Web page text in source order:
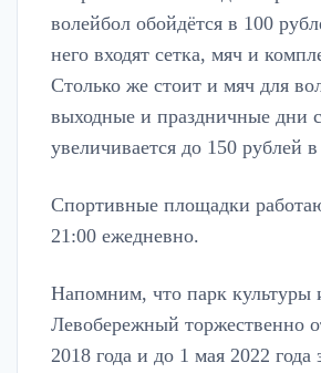
волейбол обойдётся в 100
него входят сетка, мяч и
Столько же стоит и мяч для
выходные и праздничные дни
увеличивается до 150 рублей в
Спортивные площадки
21:00 ежедневно.
Напомним, что парк культуры
Левобережный торжественно
2018 года и до 1 мая 2022 года